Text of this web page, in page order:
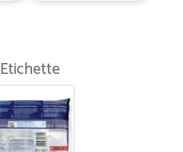
Etichette